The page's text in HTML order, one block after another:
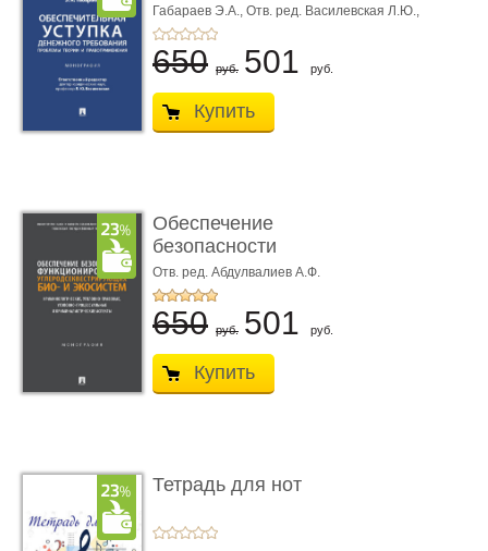
требования ...
Габараев Э.А., Отв. ред. Василевская Л.Ю.,
вступ. сл. Каретина М.Г.
650 руб. 501 руб.
Купить
Обеспечение
безопасности
функционирования уг
...
Отв. ред. Абдулвалиев А.Ф.
650 руб. 501 руб.
Купить
Тетрадь для нот